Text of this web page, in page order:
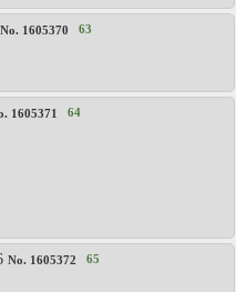
No. 1605370 63
1605371 64
No. 1605372 65